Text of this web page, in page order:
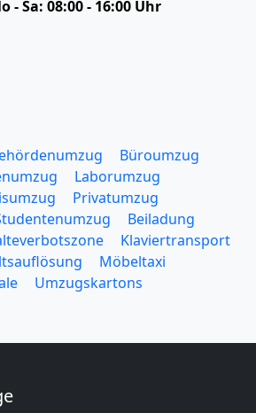
- Sa: 08:00 - 16:00 Uhr
Büroumzug
Laborumzug
Privatumzug
Beiladung
Klaviertransport
Möbeltaxi
Umzugskartons